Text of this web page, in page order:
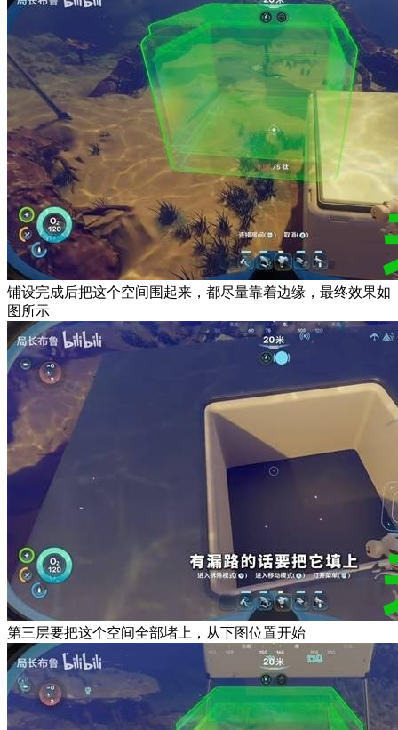
铺设完成后把这个空间围起来，都尽量靠着边缘，最终效果如
图所示
第三层要把这个空间全部堵上，从下图位置开始